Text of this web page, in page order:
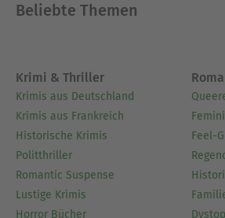
Beliebte Themen
Krimi & Thriller
Krimis aus Deutschland
Krimis aus Frankreich
Historische Krimis
Politthriller
Romantic Suspense
Lustige Krimis
Horror Bücher
Feel-